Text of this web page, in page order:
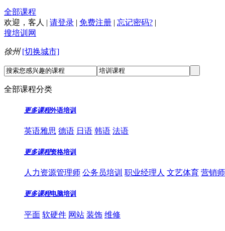
全部课程
欢迎， 客人 | 请登录 | 免费注册 | 忘记密码? |
搜培训网
徐州 [切换城市]
全部课程分类
更多课程外语培训
英语雅思 德语 日语 韩语 法语
更多课程资格培训
人力资源管理师 公务员培训 职业经理人 文艺体育 营销
更多课程电脑培训
平面 软硬件 网站 装饰 维修